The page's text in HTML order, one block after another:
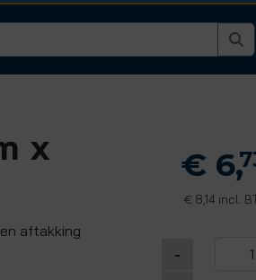
x
aftakking
€ 6,
€8,14 incl.
-